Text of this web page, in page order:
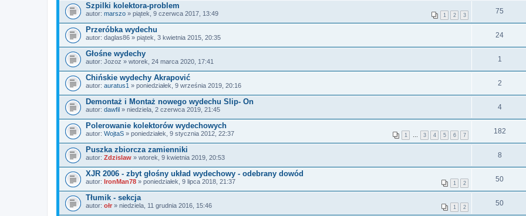
Szpilki kolektora-problem
1 2 3
autor: marszo » piątek, 9 czerwca 2017, 13:49 75
Przeróbka wydechu
autor: daglas86 » piątek, 3 kwietnia 2015, 20:35 24
Głośne wydechy
autor: Jozoz » wtorek, 24 marca 2020, 17:41 1
Chińskie wydechy Akrapović
autor: auratus1 » poniedziałek, 9 września 2019, 20:16 2
Demontaż i Montaż nowego wydechu Slip- On
autor: dawfil » niedziela, 2 czerwca 2019, 21:45 4
Polerowanie kolektorów wydechowych
1 3 4 5 6 7
autor: WojtaS » poniedziałek, 9 stycznia 2012, 22:37 182
Puszka zbiorcza zamienniki
autor: Zdzislaw » wtorek, 9 kwietnia 2019, 20:53 8
XJR 2006 - zbyt głośny układ wydechowy - odebrany dowód
1 2
autor: IronMan78 » poniedziałek, 9 lipca 2018, 21:37 50
Tłumik - sekcja
1 2
autor: ołr » niedziela, 11 grudnia 2016, 15:46 50